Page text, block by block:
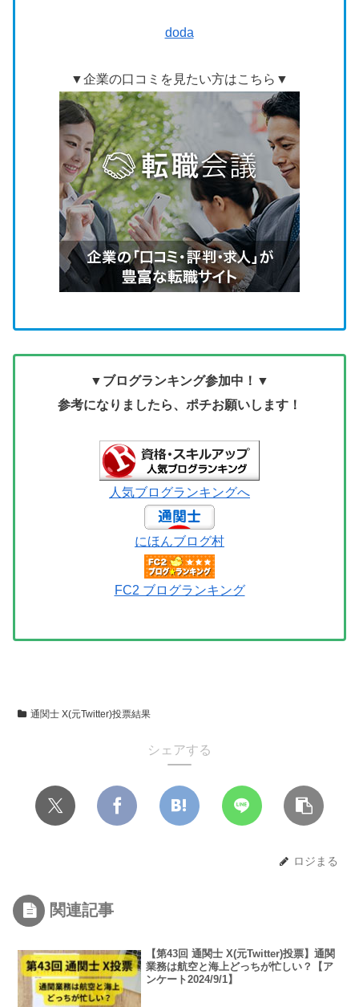
doda
▼企業の口コミを見たい方はこちら▼
▼ブログランキング参加中！▼
参考になりましたら、ポチお願いします！
人気ブログランキングへ
にほんブログ村
FC2 ブログランキング
通関士 X(元Twitter)投票結果
シェアする
ロジまる
関連記事
【第43回 通関士 X(元Twitter)投票】通関
業務は航空と海上どっちが忙しい？【ア
ンケート2024/9/1】